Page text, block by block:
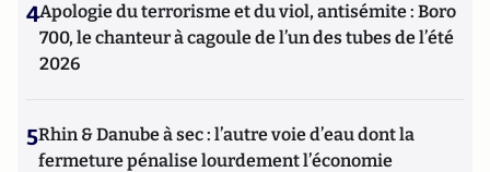
4Apologie du terrorisme et du viol, antisémite : Boro
700, le chanteur à cagoule de l’un des tubes de l’été
2026
5Rhin & Danube à sec : l’autre voie d’eau dont la
fermeture pénalise lourdement l’économie